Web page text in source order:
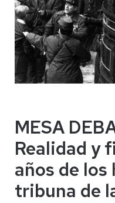
MESA
Realidad y
años de los
tribuna de